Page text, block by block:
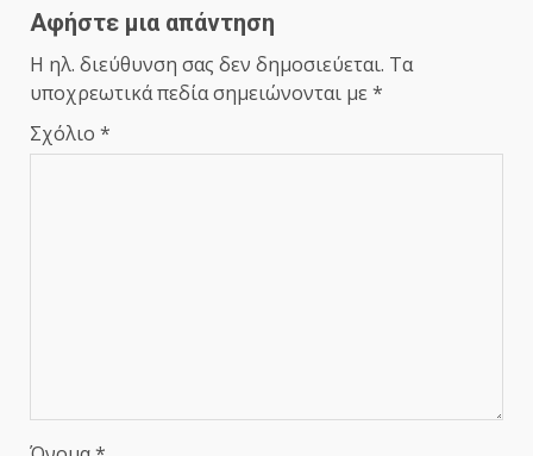
Αφήστε μια απάντηση
Η ηλ. διεύθυνση σας δεν δημοσιεύεται. Τα
υποχρεωτικά πεδία σημειώνονται με *
Σχόλιο *